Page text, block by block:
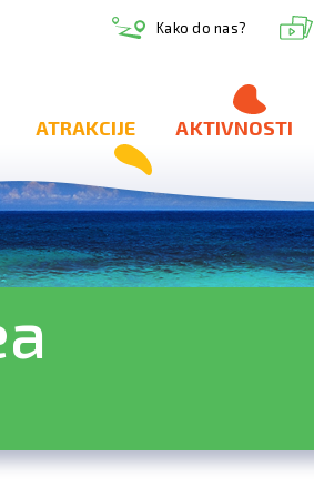
Kako do nas?
ATRAKCIJE AKTIVNOSTI